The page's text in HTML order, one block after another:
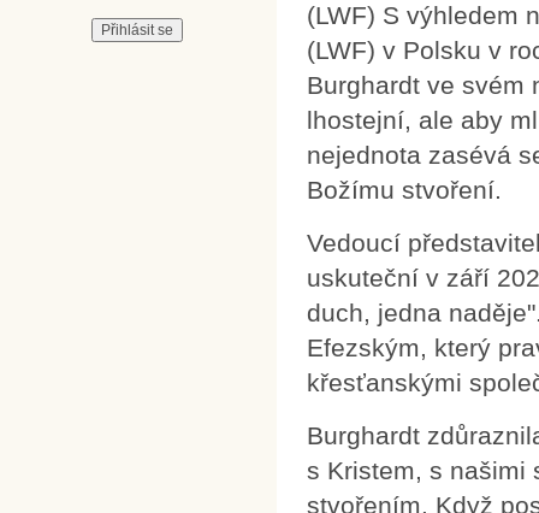
(LWF) S výhledem
(LWF) v Polsku v
Burghardt ve svém
lhostejní, ale aby
nejednota zasévá
Božímu stvoření.
Vedoucí
uskuteční v září
duch, jedna
Efezským, který
křesťanskými
Burghardt
s Kristem, s našimi
stvořením. Když